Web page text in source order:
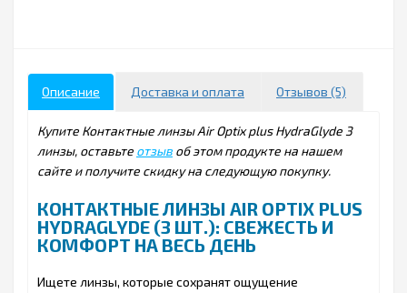
Описание Доставка и оплата Отзывов (5)
Купите Контактные линзы Air Optix plus HydraGlyde 3
линзы, оставьте отзыв об этом продукте на нашем
сайте и получите скидку на следующую покупку.
КОНТАКТНЫЕ ЛИНЗЫ AIR OPTIX PLUS
HYDRAGLYDE (3 ШТ.): СВЕЖЕСТЬ И
КОМФОРТ НА ВЕСЬ ДЕНЬ
Ищете линзы, которые сохранят ощущение